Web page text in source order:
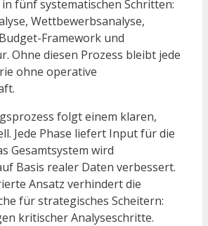
fünf systematischen Schritten:
Wettbewerbsanalyse,
Framework und
Ohne diesen Prozess bleibt jede
ohne operative
folgt einem klaren,
Jede Phase liefert Input für die
Gesamtsystem wird
Basis realer Daten verbessert.
Ansatz verhindert die
für strategisches Scheitern:
kritischer Analyseschritte.